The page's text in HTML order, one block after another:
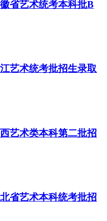
省艺术统考本科批B
艺术统考批招生录取
艺术类本科第二批招
省艺术本科统考批招